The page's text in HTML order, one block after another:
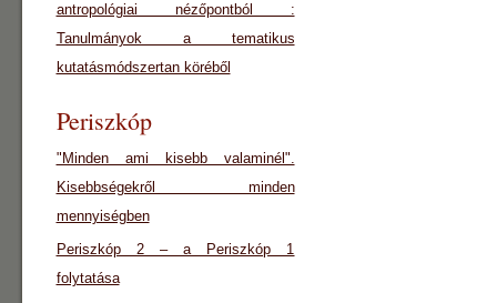
antropológiai nézőpontból :
Tanulmányok a tematikus
kutatásmódszertan köréből
Periszkóp
"Minden ami kisebb valaminél".
Kisebbségekről minden
mennyiségben
Periszkóp 2 – a Periszkóp 1
folytatása